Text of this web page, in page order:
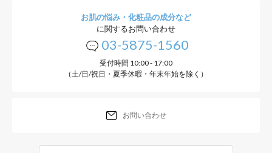
お肌の悩み・化粧品の成分など
に関するお問い合わせ
03-5875-1560
受付時間 10:00 - 17:00
（土/日/祝日・夏季休暇・年末年始を除く）
お問い合わせ